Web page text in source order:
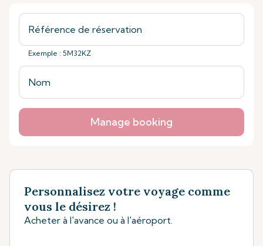
Exemple : 5M32KZ
Manage booking
Personnalisez votre voyage comme
vous le désirez !
Acheter à l'avance ou à l'aéroport.